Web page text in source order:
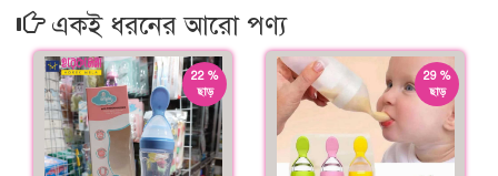
একই ধরনের আরো পণ্য
22 %
ছাড়
29 %
ছাড়